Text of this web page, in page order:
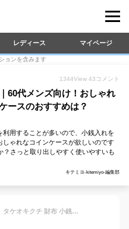
レディース マイページ
ョンを含みます
1344View 43 コメント
60代メンズ向け！おしゃれ
ースのおすすめは？
用することが多いので、小銭入れを
ゃれなコインケースが欲しいのです
さっと取り出しやすく使いやすいも
キテミヨ-kitemiyo-編集部
【全品10倍★12/19(金)20時～】タケオキクチ 財布 小銭入れ コインケース メンズ テネーロ 1704519 TAKEO KIKUCHI 本革 ギフト プレゼント 牛革 大人 クロムレザー ブランド専用BOX付き[DL10][即日発送]